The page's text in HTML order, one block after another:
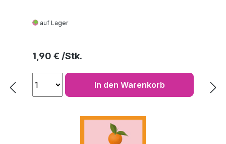
auf Lager
Regulärer Preis:
1,90 €
In den Warenkorb